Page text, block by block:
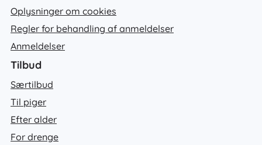
Oplysninger om cookies
Regler for behandling af anmeldelser
Anmeldelser
Tilbud
Særtilbud
Til piger
Efter alder
For drenge